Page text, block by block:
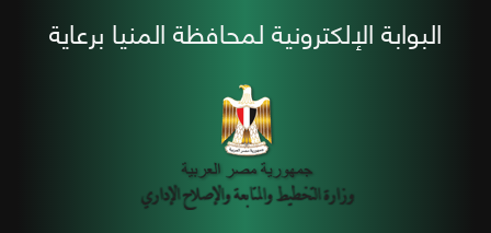
البوابة الإلكترونية لمحافظة المنيا برعاية